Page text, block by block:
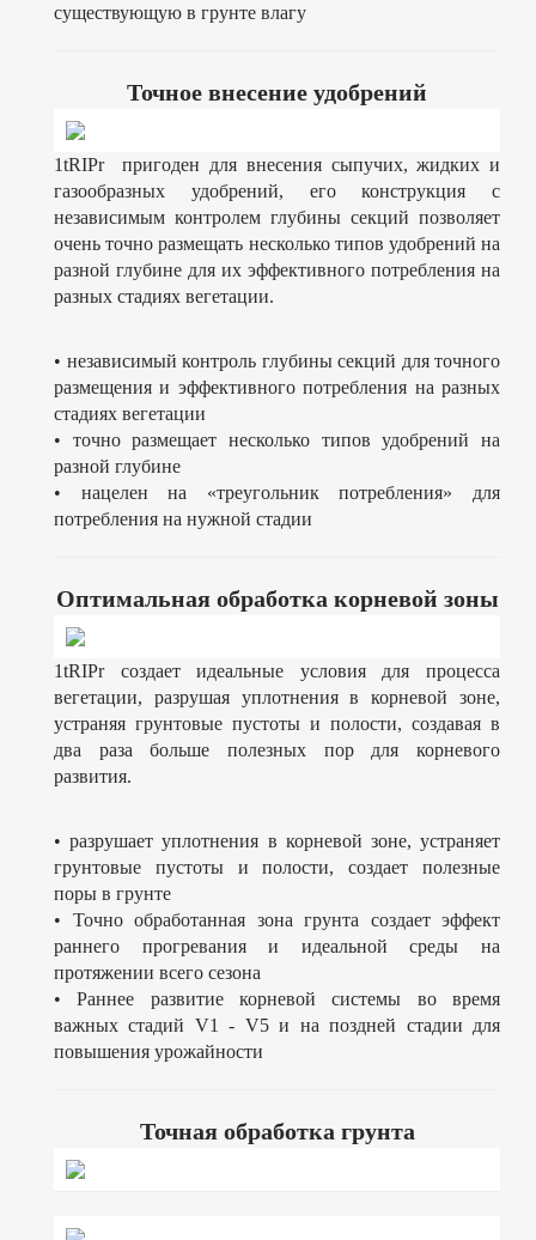
существующую в грунте влагу
Точное внесение удобрений
1tRIPr пригоден для внесения сыпучих, жидких и
газообразных удобрений, его конструкция с
независимым контролем глубины секций позволяет
очень точно размещать несколько типов удобрений на
разной глубине для их эффективного потребления на
разных стадиях вегетации.
• независимый контроль глубины секций для точного
размещения и эффективного потребления на разных
стадиях вегетации
• точно размещает несколько типов удобрений на
разной глубине
• нацелен на «треугольник потребления» для
потребления на нужной стадии
Оптимальная обработка корневой зоны
1tRIPr создает идеальные условия для процесса
вегетации, разрушая уплотнения в корневой зоне,
устраняя грунтовые пустоты и полости, создавая в
два раза больше полезных пор для корневого
развития.
• разрушает уплотнения в корневой зоне, устраняет
грунтовые пустоты и полости, создает полезные
поры в грунте
• Точно обработанная зона грунта создает эффект
раннего прогревания и идеальной среды на
протяжении всего сезона
• Раннее развитие корневой системы во время
важных стадий V1 - V5 и на поздней стадии для
повышения урожайности
Точная обработка грунта